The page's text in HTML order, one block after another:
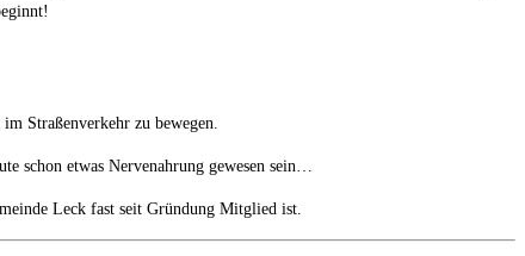
Straßenverkehr zu bewegen.
schon etwas Nervenahrung gewesen sein…
Leck fast seit Gründung Mitglied ist.